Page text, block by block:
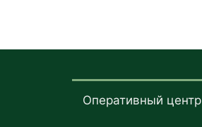
Оперативный центр